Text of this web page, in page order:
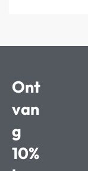
Ont
van
g
10%